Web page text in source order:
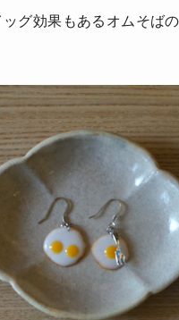
グ効果もあるオムそば